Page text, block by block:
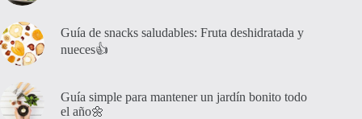
Guía de snacks saludables: Fruta deshidratada y
nueces👍
Guía simple para mantener un jardín bonito todo
el año🌼